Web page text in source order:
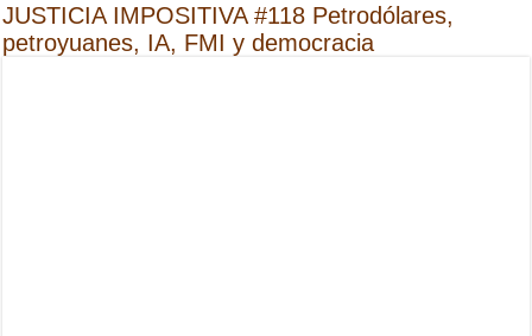
JUSTICIA IMPOSITIVA #118 Petrodólares,
petroyuanes, IA, FMI y democracia